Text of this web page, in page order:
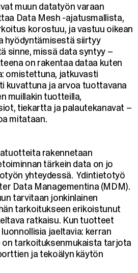
muun datatyön varaan
Data Mesh -ajatusmallista,
korostuu, ja vastuu oikean
hyödyntämisestä siirtyy
sinne, missä data syntyy –
on rakentaa dataa kuten
omistettuna, jatkuvasti
kuvattuna ja arvoa tuottavana
muillakin tuotteilla,
tiekartta ja palautekanavat –
mitataan.
rakennetaan
tärkein data on jo
yhteydessä. Ydintietotyö
Data Managementina (MDM).
tarvitaan jonkinlainen
tarkoitukseen erikoistunut
ratkaisu. Kun tuotteet
jaeltavia: kerran
tarkoituksenmukaista tarjota
ja tekoälyn käytön